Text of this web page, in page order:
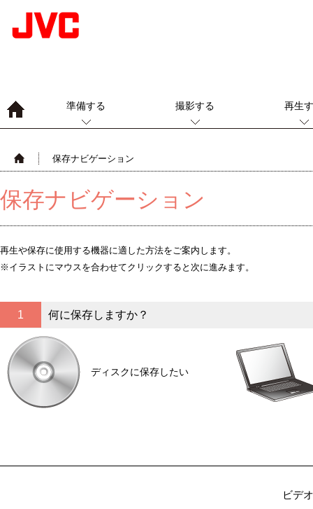
準備する 撮影する 再生
保存ナビゲーション
保存ナビゲーション
再生や保存に使用する機器に適した方法をご案内します。
※イラストにマウスを合わせてクリックすると次に進みます。
1 何に保存しますか？
ディスクに保存したい
ビデ